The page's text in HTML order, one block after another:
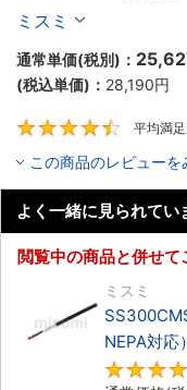
ミスミ
通常単価(税別)：
(税込単価)： 28,190円
平均満
この商品のレビューを
よく一緒に見られてい
閲覧中の商品と併せて
ミスミ
NEPA対応